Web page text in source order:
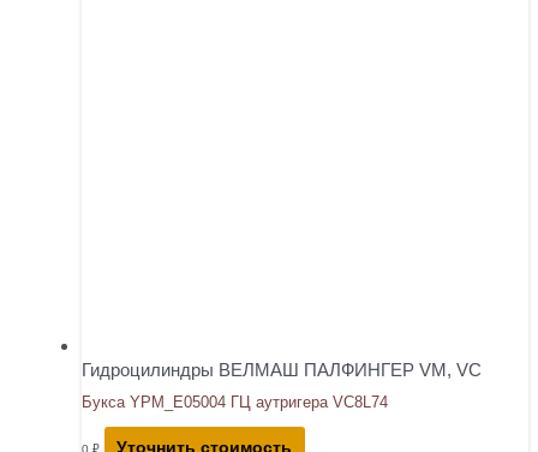
Гидроцилиндры ВЕЛМАШ ПАЛФИНГЕР VM, VC
Букса YPM_E05004 ГЦ аутригера VC8L74
Уточнить стоимость